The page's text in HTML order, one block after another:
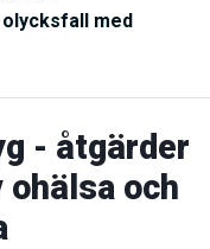
med
- åtgärder
och